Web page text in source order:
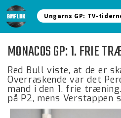
Ungarns GP: TV-
MONACOS GP: 1. FRIE
Red Bull viste, at de er
Overraskende var det
mand i den 1. frie
på P2, mens Verstappen